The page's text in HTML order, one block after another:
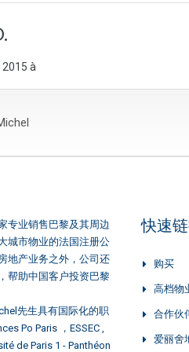
à
专业销售巴黎及其周边
城市物业的法国注册公
地产业务之外，公司还
帮助中国客户投资巴黎
先生具有国际化的职
Po Paris ，ESSEC ,
de Paris 1 - Panthéon
快速
购买
高档物
合作伙
爱丽舍